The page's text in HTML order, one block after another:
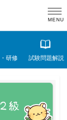
研修 試験問題解説